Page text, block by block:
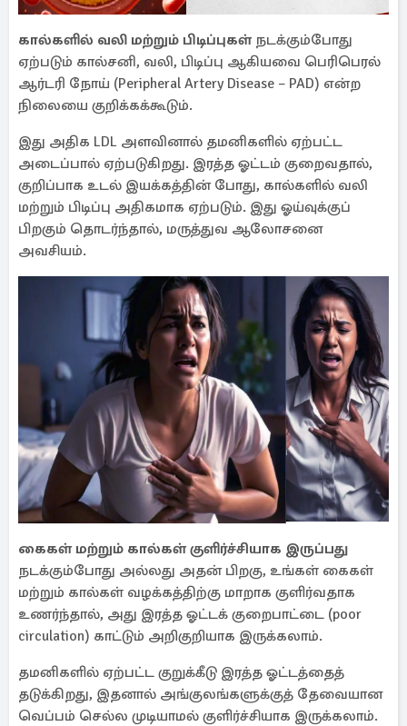
கால்களில் வலி மற்றும் பிடிப்புகள் நடக்கும்போது
ஏற்படும் கால்சனி, வலி, பிடிப்பு ஆகியவை பெரிபெரல்
ஆர்டரி நோய் (Peripheral Artery Disease – PAD) என்ற
நிலையை குறிக்கக்கூடும்.
இது அதிக LDL அளவினால் தமனிகளில் ஏற்பட்ட
அடைப்பால் ஏற்படுகிறது. இரத்த ஓட்டம் குறைவதால்,
குறிப்பாக உடல் இயக்கத்தின் போது, கால்களில் வலி
மற்றும் பிடிப்பு அதிகமாக ஏற்படும். இது ஓய்வுக்குப்
பிறகும் தொடர்ந்தால், மருத்துவ ஆலோசனை
அவசியம்.
கைகள் மற்றும் கால்கள் குளிர்ச்சியாக இருப்பது
நடக்கும்போது அல்லது அதன் பிறகு, உங்கள் கைகள்
மற்றும் கால்கள் வழக்கத்திற்கு மாறாக குளிர்வதாக
உணர்ந்தால், அது இரத்த ஓட்டக் குறைபாட்டை (poor
circulation) காட்டும் அறிகுறியாக இருக்கலாம்.
தமனிகளில் ஏற்பட்ட குறுக்கீடு இரத்த ஓட்டத்தைத்
தடுக்கிறது, இதனால் அங்குலங்களுக்குத் தேவையான
வெப்பம் செல்ல முடியாமல் குளிர்ச்சியாக இருக்கலாம்.